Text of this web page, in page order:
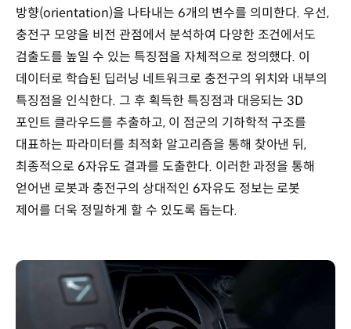
방향(orientation)을 나타내는 6개의 변수를 의미한다. 우선,
충전구 모양을 비전 관점에서 분석하여 다양한 조건에서도
검출도를 높일 수 있는 특징점을 자체적으로 정의했다. 이
데이터로 학습된 딥러닝 네트워크로 충전구의 위치와 내부의
특징점을 인식한다. 그 후 획득한 특징점과 대응되는 3D
포인트 클라우드를 추출하고, 이 점군의 기하학적 구조를
대표하는 파라미터를 최적화 알고리즘을 통해 찾아낸 뒤,
최종적으로 6자유도 결과를 도출한다. 이러한 과정을 통해
얻어낸 로봇과 충전구의 상대적인 6자유도 정보는 로봇
제어를 더욱 정밀하게 할 수 있도록 돕는다.